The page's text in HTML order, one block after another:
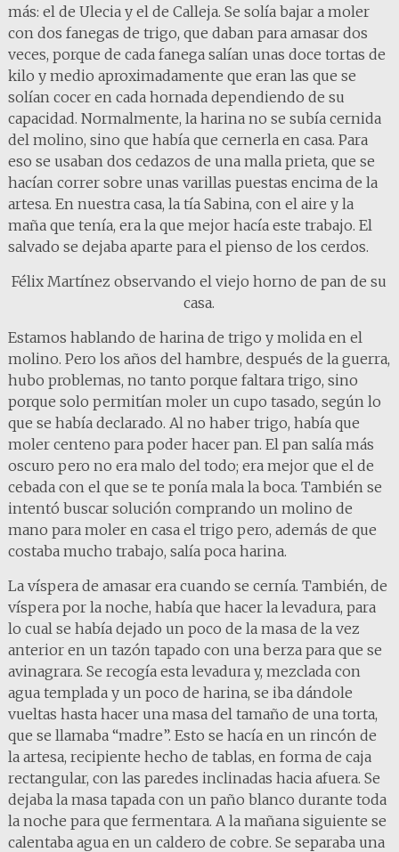
más: el de Ulecia y el de Calleja. Se solía bajar a moler
con dos fanegas de trigo, que daban para amasar dos
veces, porque de cada fanega salían unas doce tortas de
kilo y medio aproximadamente que eran las que se
solían cocer en cada hornada dependiendo de su
capacidad. Normalmente, la harina no se subía cernida
del molino, sino que había que cernerla en casa. Para
eso se usaban dos cedazos de una malla prieta, que se
hacían correr sobre unas varillas puestas encima de la
artesa. En nuestra casa, la tía Sabina, con el aire y la
maña que tenía, era la que mejor hacía este trabajo. El
salvado se dejaba aparte para el pienso de los cerdos.
Félix Martínez observando el viejo horno de pan de su
casa.
Estamos hablando de harina de trigo y molida en el
molino. Pero los años del hambre, después de la guerra,
hubo problemas, no tanto porque faltara trigo, sino
porque solo permitían moler un cupo tasado, según lo
que se había declarado. Al no haber trigo, había que
moler centeno para poder hacer pan. El pan salía más
oscuro pero no era malo del todo; era mejor que el de
cebada con el que se te ponía mala la boca. También se
intentó buscar solución comprando un molino de
mano para moler en casa el trigo pero, además de que
costaba mucho trabajo, salía poca harina.
La víspera de amasar era cuando se cernía. También, de
víspera por la noche, había que hacer la levadura, para
lo cual se había dejado un poco de la masa de la vez
anterior en un tazón tapado con una berza para que se
avinagrara. Se recogía esta levadura y, mezclada con
agua templada y un poco de harina, se iba dándole
vueltas hasta hacer una masa del tamaño de una torta,
que se llamaba “madre”. Esto se hacía en un rincón de
la artesa, recipiente hecho de tablas, en forma de caja
rectangular, con las paredes inclinadas hacia afuera. Se
dejaba la masa tapada con un paño blanco durante toda
la noche para que fermentara. A la mañana siguiente se
calentaba agua en un caldero de cobre. Se separaba una